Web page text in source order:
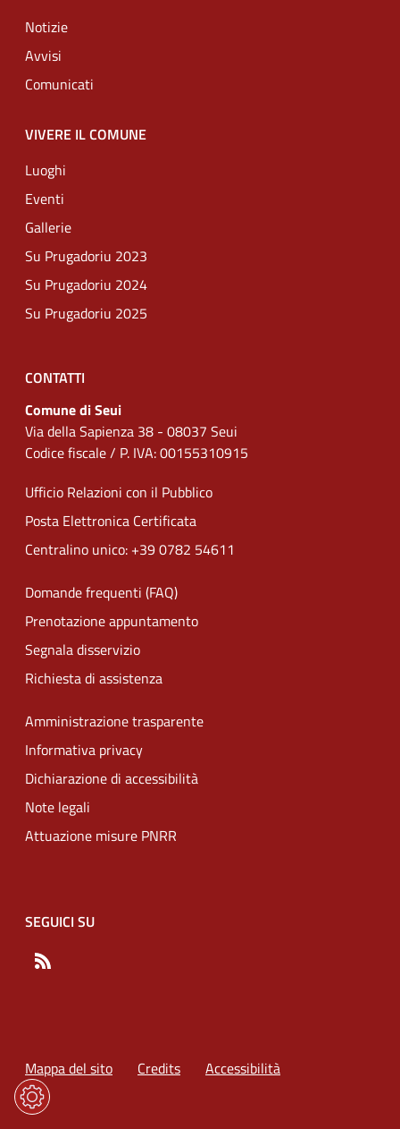
Notizie
Avvisi
Comunicati
VIVERE IL COMUNE
Luoghi
Eventi
Gallerie
Su Prugadoriu 2023
Su Prugadoriu 2024
Su Prugadoriu 2025
CONTATTI
Comune di Seui
Via della Sapienza 38 - 08037 Seui
Codice fiscale / P. IVA: 00155310915
Ufficio Relazioni con il Pubblico
Posta Elettronica Certificata
Centralino unico: +39 0782 54611
Domande frequenti (FAQ)
Prenotazione appuntamento
Segnala disservizio
Richiesta di assistenza
Amministrazione trasparente
Informativa privacy
Dichiarazione di accessibilità
Note legali
Attuazione misure PNRR
SEGUICI SU
Mappa del sito Credits Accessibilità